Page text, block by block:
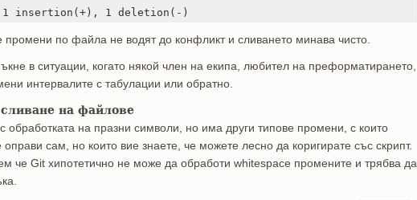
1 insertion(+), 1 deletion(-)
промени по файла не водят до конфликт и сливането минава чисто.
в ситуации, когато някой член на екипа, любител на преформатирането,
интервалите с табулации или обратно.
на файлове
обработката на празни символи, но има други типове промени, с които
сам, но които вие знаете, че можете лесно да коригирате със скрипт.
че Git хипотетично не може да обработи whitespace промените и трябва да